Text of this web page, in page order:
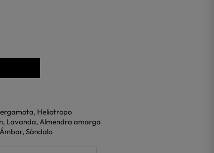
Heliotropo
Lavanda, Almendra amarga
Sándalo